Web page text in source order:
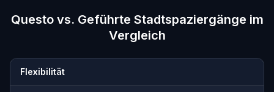
Questo vs. Geführte Stadtspaziergänge im
Vergleich
Flexibilität